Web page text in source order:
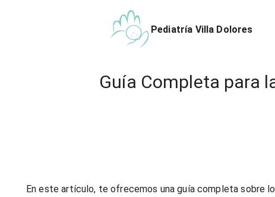
Pediatría Villa Dolores
Guía Completa para
En este artículo, te ofrecemos una guía completa sobre